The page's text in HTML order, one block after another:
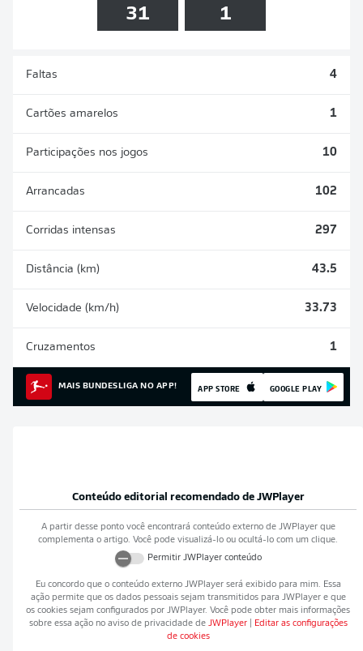
31 1
Faltas 4
Cartões amarelos 1
Participações nos jogos 10
Arrancadas 102
Corridas intensas 297
Distância (km) 43.5
Velocidade (km/h) 33.73
Cruzamentos 1
MAIS BUNDESLIGA NO APP! APP STORE GOOGLE PLAY
Conteúdo editorial recomendado de JWPlayer
A partir desse ponto você encontrará conteúdo externo de JWPlayerque
complementa o artigo. Você pode visualizá-lo ou ocultá-lo com um clique.
Permitir JWPlayerconteúdo
Eu concordo que o conteúdo externo JWPlayerserá exibido para mim. Essa
ação permite que os dados pessoais sejam transmitidos para JWPlayere que
os cookies sejam configurados por JWPlayer. Você pode obter mais informações
sobre essa ação no aviso de privacidade de JWPlayer
Editar as configurações
de cookies